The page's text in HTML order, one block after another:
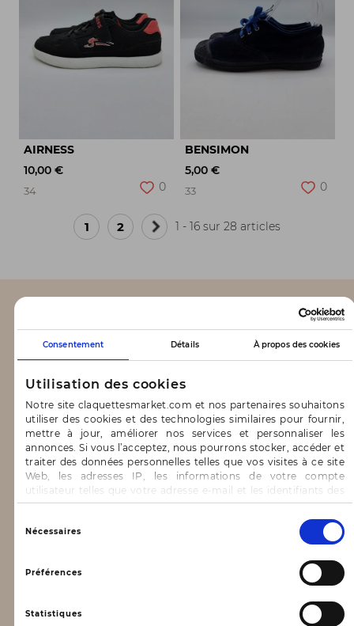
Consentement Détails À propos des cookies
Utilisation des cookies
Notre site claquettesmarket.com et nos partenaires souhaitons
utiliser des cookies et des technologies similaires pour fournir,
mettre à jour, améliorer nos services et personnaliser les
annonces. Si vous l’acceptez, nous pourrons stocker, accéder et
traiter des données personnelles telles que vos visites à ce site
Web, les adresses IP, les informations de votre compte
utilisateur telles que votre adresse e-mail et les identifiants des
cookies.
Vous avez le choix d’« Accepter » pour consentir à ces
utilisations, de « Refuser » pour vous y opposer ou
de sélectionner vos préférences concernant chaque catégorie
de cookie en cliquant sur « Valider la sélection » pour valider vos
options. Vous pouvez à tout moment modifier vos préférences
Nécessaires
Préférences
Statistiques
AIRNESS
10,00 €
34 0
BENSIMON
5,00 €
33 0
1 2
Page
1 - 16 sur 28 articles
CLAQUETTES MARKET
Notre concept
Blog
CONTACT & AIDE
FAQ
Nous contacter
INFORMATIONS
Mentions légales
Données personnelles, vie privée